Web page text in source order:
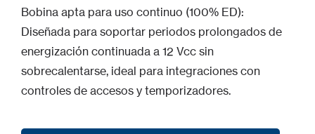
Bobina apta para uso continuo (100% ED):
Diseñada para soportar periodos prolongados de
energización continuada a 12 Vcc sin
sobrecalentarse, ideal para integraciones con
controles de accesos y temporizadores.